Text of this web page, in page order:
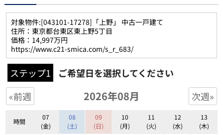
買いたい
売りたい
コンテンツ
採用情報
会員メニュー
対象物件:[043101-17278]「上野」 中古一戸建て
住所：東京都台東区東上野5丁目
価格：14,997万円
https://www.c21-smica.com/s_r_683/
ステップ1
ご希望日を選択してください
«前週
2026年08月 次週»
時間
07
(金)
08
(土)
09
(日)
10
(月)
11
(火)
12
(水)
13
(木)